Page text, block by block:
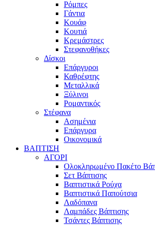
Ρόμπες
Γάντια
Κουάφ
Κουτιά
Κρεμάστρες
Στεφανοθήκες
Δίσκοι
Επάργυροι
Καθρέφτης
Μεταλλικά
Ξύλινοι
Ρομαντικός
Στέφανα
Ασημένια
Επάργυρα
Οικονομικά
ΒΑΠΤΙΣΗ
ΑΓΟΡΙ
Ολοκληρωμένο Πακέτο
Σετ Βάπτισης
Βαπτιστικά Ρούχα
Βαπτιστικά Παπούτσια
Λαδόπανα
Λαμπάδες Βάπτισης
Τσάντες Βάπτισης